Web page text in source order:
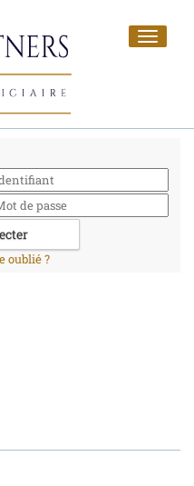
Toggle
oublié ?